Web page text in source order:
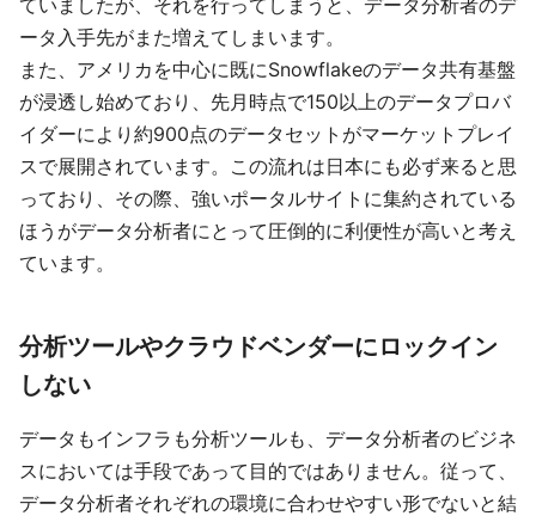
ていましたが、それを行ってしまうと、データ分析者のデ
ータ入手先がまた増えてしまいます。
また、アメリカを中心に既にSnowflakeのデータ共有基盤
が浸透し始めており、先月時点で150以上のデータプロバ
イダーにより約900点のデータセットがマーケットプレイ
スで展開されています。この流れは日本にも必ず来ると思
っており、その際、強いポータルサイトに集約されている
ほうがデータ分析者にとって圧倒的に利便性が高いと考え
ています。
分析ツールやクラウドベンダーにロックイン
しない
データもインフラも分析ツールも、データ分析者のビジネ
スにおいては手段であって目的ではありません。従って、
データ分析者それぞれの環境に合わせやすい形でないと結